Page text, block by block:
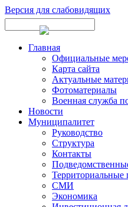
Версия для слабовидящих
Главная
Официальные
Карта сайта
Актуальные
Фотоматериалы
Военная служба
Новости
Муниципалитет
Руководство
Структура
Контакты
Территориальные
СМИ
Экономика